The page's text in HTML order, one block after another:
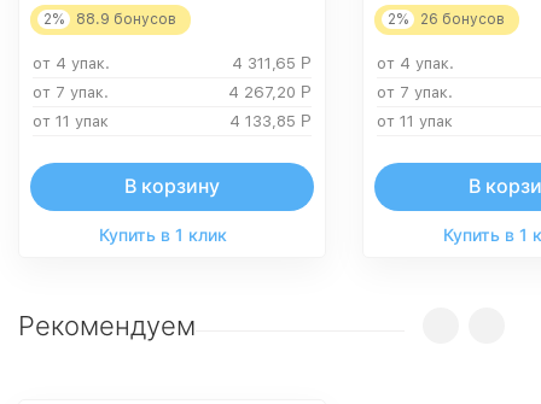
2% 88.9 бонусов
от 4 упак. 4 311,65 Р
от 7 упак.
4 267,20 Р
от 11 упак
4 133,85 Р
В корзину
Купить в 1 клик
2% 26 бонусов
от 4 упак.
от 7 упак.
от 11 упак
В
Купить в 1
Рекомендуем